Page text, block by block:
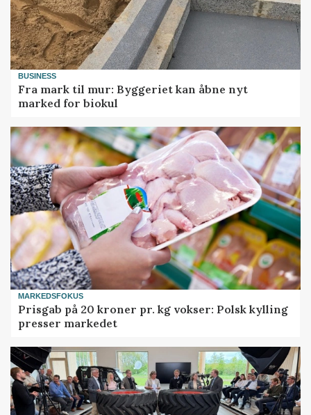
BUSINESS
Fra mark til mur: Byggeriet kan åbne nyt
marked for biokul
MARKEDSFOKUS
Prisgab på 20 kroner pr. kg vokser: Polsk kylling
presser markedet